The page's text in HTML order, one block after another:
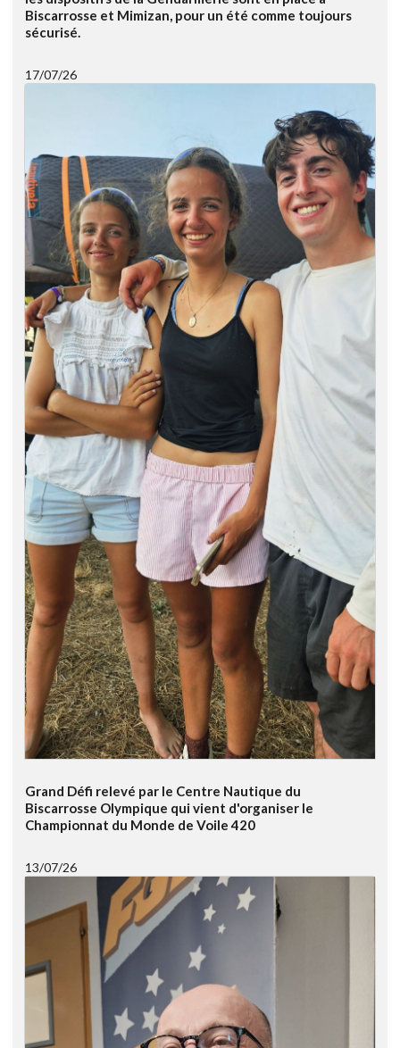
Biscarrosse et Mimizan, pour un été comme toujours
sécurisé.
17/07/26
Grand Défi relevé par le Centre Nautique du
Biscarrosse Olympique qui vient d'organiser le
Championnat du Monde de Voile 420
13/07/26